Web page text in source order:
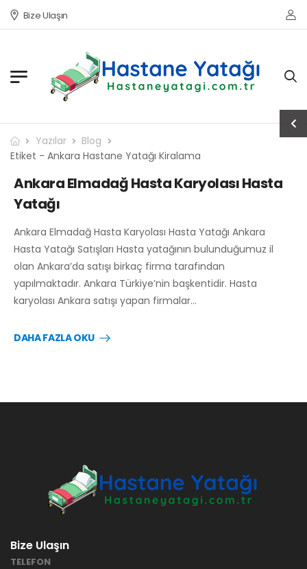
Bize Ulaşın
Yazılar
Blog
Etiket - Ankara Hastane Yatağı Kiralama
Ankara Elmadağ Hasta Karyolası Hasta
Yatağı
Ankara Elmadağ Hasta Karyolası Hasta Yatağı Ankara
Hasta Yatağı Satışları Hasta yatağının bulunduğumuz il
olan Ankara’da satışı birkaç firma tarafından
yapılmaktadır. Ankara Türkiye’nin başkentidir. Hasta
karyolası Ankara satışı yapan firmalar…
DAHA FAZLA OKU
Bize Ulaşın
TELEFON